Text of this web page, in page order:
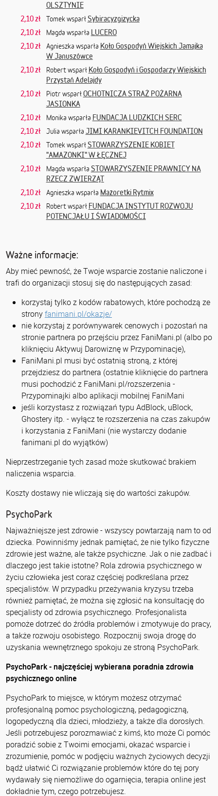
OLSZTYNIE
2,10 zł
Tomek wsparł Sybiracyzgizycka
2,10 zł
Magda wsparła LUCERO
2,10 zł
Agnieszka wsparła Koło Gospodyń Wiejskich Jamajka
W Januszówce
2,10 zł
Robert wsparł Koło Gospodyń i Gospodarzy Wiejskich
Przystań Adelajdy
2,10 zł
Piotr wsparłOCHOTNICZA STRAŻ POŻARNA
JASIONKA
2,10 zł
Monika wsparła FUNDACJA LUDZKICH SERC
2,10 zł
Julia wsparła JIMI KARANKIEVITCH FOUNDATION
2,10 zł
Tomek wsparł STOWARZYSZENIE KOBIET
"AMAZONKI" W ŁĘCZNEJ
2,10 zł
Magda wsparła STOWARZYSZENIE PRAWNICY NA
RZECZ ZWIERZĄT
2,10 zł
Agnieszka wsparła Mażoretki Rytmix
2,10 zł
Robert wsparł FUNDACJA INSTYTUT ROZWOJU
POTENCJAŁU I ŚWIADOMOŚCI
Ważne informacje:
Aby mieć pewność, że Twoje wsparcie zostanie naliczone i
trafi do organizacji stosuj się do następujących zasad:
korzystaj tylko z kodów rabatowych, które pochodzą ze
stronyfanimani.pl/okazje/
nie korzystaj z porównywarek cenowych i pozostań na
stronie partnera po przejściu przez FaniMani.pl (albo po
kliknięciu Aktywuj Darowiznę w Przypominacje),
FaniMani.pl musi być ostatnią stroną, z której
przejdziesz do partnera (ostatnie kliknięcie do partnera
musi pochodzić z FaniMani.pl/rozszerzenia -
Przypominajki albo aplikacji mobilnej FaniMani
jeśli korzystasz z rozwiązań typu AdBlock, uBlock,
Ghostery itp. - wyłącz te rozszerzenia na czas zakupów
i korzystania z FaniMani (nie wystarczy dodanie
fanimani.pl do wyjątków)
Nieprzestrzeganie tych zasad może skutkować brakiem
naliczenia wsparcia.
Koszty dostawy nie wliczają się do wartości zakupów.
PsychoPark
Najważniejsze jest zdrowie - wszyscy powtarzają nam to od
dziecka. Powinniśmy jednak pamiętać, że nie tylko fizyczne
zdrowie jest ważne, ale także psychiczne. Jak o nie zadbać i
dlaczego jest takie istotne? Rola zdrowia psychicznego w
życiu człowieka jest coraz częściej podkreślana przez
specjalistów. W przypadku przeżywania kryzysu trzeba
również pamiętać, że można się zgłosić na konsultację do
specjalisty od zdrowia psychicznego. Profesjonalista
pomoże dotrzeć do źródła problemów i zmotywuje do pracy,
a także rozwoju osobistego. Rozpocznij swoja drogę do
uzyskania wewnętrznego spokoju ze stroną PsychoPark.
PsychoPark - najczęściej wybierana poradnia zdrowia
psychicznego online
PsychoPark to miejsce, w którym możesz otrzymać
profesjonalną pomoc psychologiczną, pedagogiczną,
logopedyczną dla dzieci, młodzieży, a także dla dorosłych.
Jeśli potrzebujesz porozmawiać z kimś, kto może Ci pomóc
poradzić sobie z Twoimi emocjami, okazać wsparcie i
zrozumienie, pomóc w podjęciu ważnych życiowych decyzji
bądź ułatwić Ci rozwiązanie problemów które do tej pory
wydawały się niemożliwe do ogarnięcia, terapia online jest
dokładnie tym, czego potrzebujesz.